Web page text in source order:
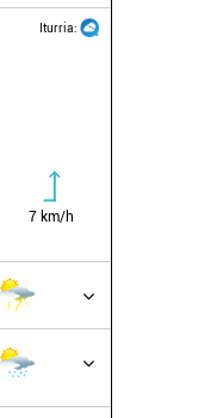
Iturria:
7 km/h